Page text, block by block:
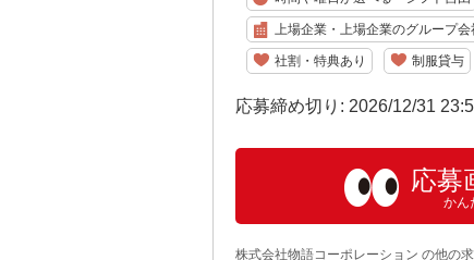
上場企業・上場企業のグループ会
社割・特典あり 制服貸与
応募締め切り: 2026/12/31
応募
かん
株式会社物語コーポレーション の他の